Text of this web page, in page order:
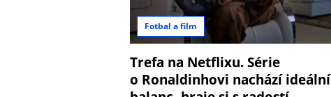
Fotbal a film
Trefa na Netflixu. Série
o Ronaldinhovi nachází ideální